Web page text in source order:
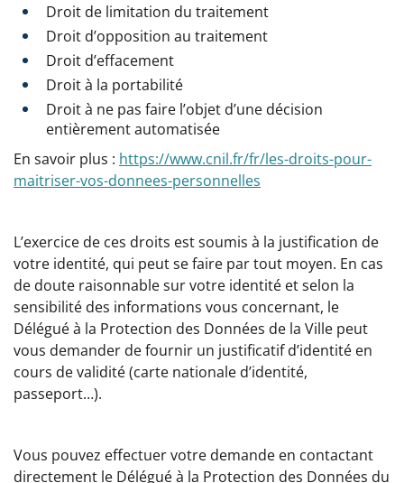
Droit de limitation du traitement
Droit d’opposition au traitement
Droit d’effacement
Droit à la portabilité
Droit à ne pas faire l’objet d’une décision
entièrement automatisée
En savoir plus : https://www.cnil.fr/fr/les-droits-pour-
maitriser-vos-donnees-personnelles
L’exercice de ces droits est soumis à la justification de
votre identité, qui peut se faire par tout moyen. En cas
de doute raisonnable sur votre identité et selon la
sensibilité des informations vous concernant, le
Délégué à la Protection des Données de la Ville peut
vous demander de fournir un justificatif d’identité en
cours de validité (carte nationale d’identité,
passeport…).
Vous pouvez effectuer votre demande en contactant
directement le Délégué à la Protection des Données du